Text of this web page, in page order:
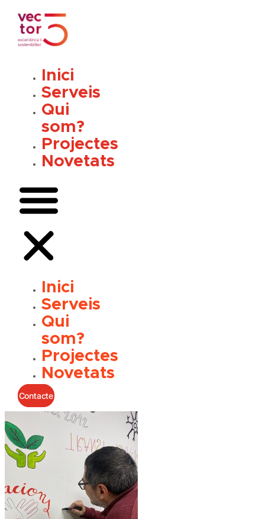
contingut
Inici
Serveis
Qui
som?
Projectes
Novetats
Inici
Serveis
Qui
som?
Projectes
Novetats
Contacte